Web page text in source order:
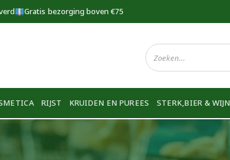
Gratis bezorging boven €75
RIJST KRUIDEN EN PUREES STERK,BIER & WIJN